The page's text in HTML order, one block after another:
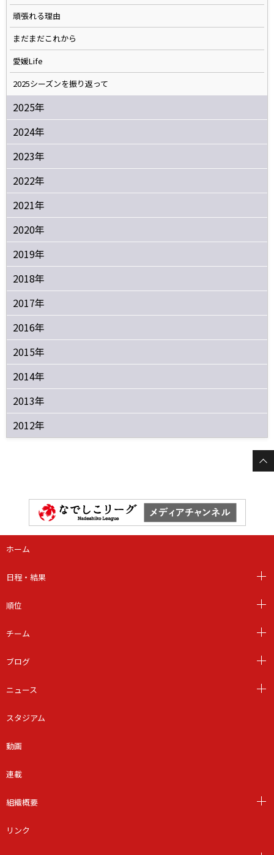
頑張れる理由
まだまだこれから
愛媛Life
2025シーズンを振り返って
2025年
2024年
2023年
2022年
2021年
2020年
2019年
2018年
2017年
2016年
2015年
2014年
2013年
2012年
ホーム
日程・結果
順位
チーム
ブログ
ニュース
スタジアム
動画
連載
組織概要
リンク